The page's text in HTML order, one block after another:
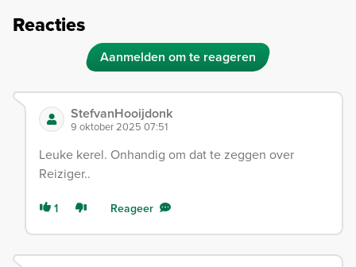
Reacties
Aanmelden om te reageren
StefvanHooijdonk
9 oktober 2025 07:51
Leuke kerel. Onhandig om dat te zeggen over
Reiziger..
1 Reageer